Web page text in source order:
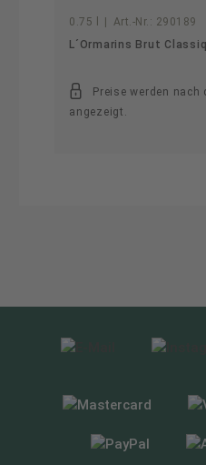
0.75 l Art.-Nr.: 290189
L´Ormarins Brut
Preise werden nach
angezeigt.